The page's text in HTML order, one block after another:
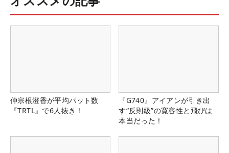
仲宗根澄香が平均パット数
『TRTL』で6人抜き！
『G740』アイアンが引き出
す“反則級”の寛容性と飛びは
本当だった！